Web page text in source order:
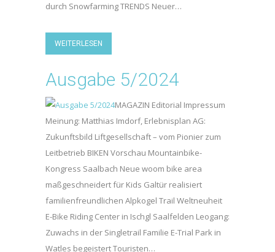
durch Snowfarming TRENDS Neuer…
WEITERLESEN
Ausgabe 5/2024
MAGAZIN Editorial Impressum
Meinung: Matthias Imdorf, Erlebnisplan AG:
Zukunftsbild Liftgesellschaft – vom Pionier zum
Leitbetrieb BIKEN Vorschau Mountainbike-
Kongress Saalbach Neue woom bike area
maßgeschneidert für Kids Galtür realisiert
familienfreundlichen Alpkogel Trail Weltneuheit
E-Bike Riding Center in Ischgl Saalfelden Leogang:
Zuwachs in der Singletrail Familie E-Trial Park in
Watles begeistert Touristen…